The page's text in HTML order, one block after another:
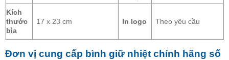
Kích
thước
bìa
17 x 23 cm In logo Theo yêu cầu
Đơn vị cung cấp bình giữ nhiệt chính hãng số